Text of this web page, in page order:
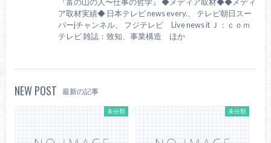
ア取材実績◆ 日本テレビ news every.、 テレビ朝日スー
パーjチャンネル、 フジテレビ Live news it Ｊ：ｃｏｍ
テレビ 雑誌：致知、事業構造 ほか
NEW POST 最新の記事
未分類 未分類